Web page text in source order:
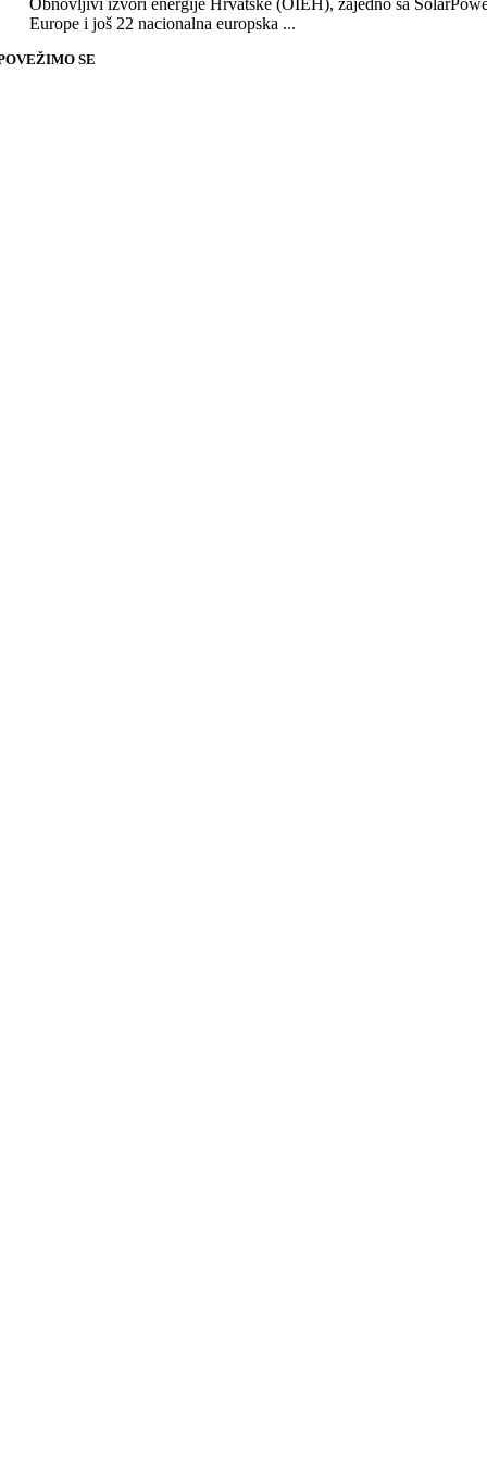
Obnovljivi izvori energije Hrvatske (OIEH), zajedno sa
Europe i još 22 nacionalna europska ...
SE